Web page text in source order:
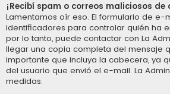
¡Recibí spam o correos maliciosos
Lamentamos oír eso. El formulario de e-
identificadores para controlar quién ha
por lo tanto, puede contactar con La
llegar una copia completa del mensaje
importante que incluya la cabecera, ya
del usuario que envió el e-mail. La
medidas.